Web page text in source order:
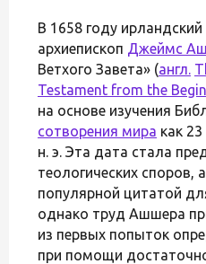
В 1658 году ирландский
архиепископ Джеймс
Ветхого Завета» (англ.
Testament from the
на основе изучения
сотворения мира как
н. э. Эта дата стала
теологических
популярной цитатой
однако труд Ашшера
из первых попыток
при помощи